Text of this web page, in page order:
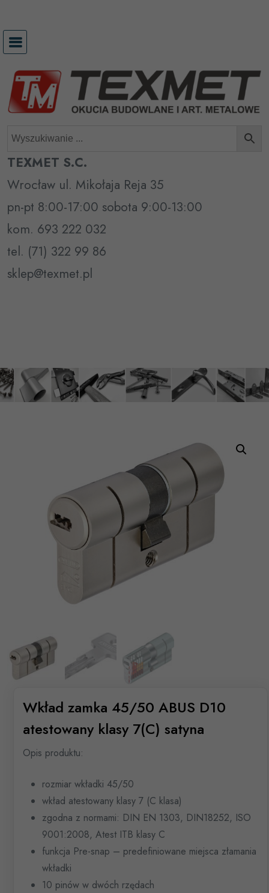
treści
TEXMET S.C.
Wrocław ul. Mikołaja Reja 35
pn-pt 8:00-17:00 sobota 9:00-13:00
kom. 693 222 032
tel. (71) 322 99 86
sklep@texmet.pl
Wkład zamka 45/50 ABUS D10
atestowany klasy 7(C) satyna
Opis produktu:
rozmiar wkładki 45/50
wkład atestowany klasy 7 (C klasa)
zgodna z normami: DIN EN 1303, DIN18252, ISO
9001:2008, Atest ITB klasy C
funkcja Pre-snap – predefiniowane miejsca złamania
wkładki
10 pinów w dwóch rzędach